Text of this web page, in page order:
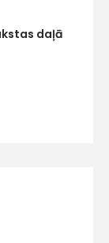
daļā